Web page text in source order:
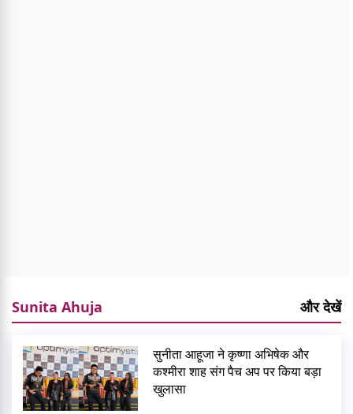
Sunita Ahuja और देखें
सुनीता आहूजा ने कृष्णा अभिषेक और
कश्मीरा शाह संग पैच अप पर किया बड़ा
खुलासा